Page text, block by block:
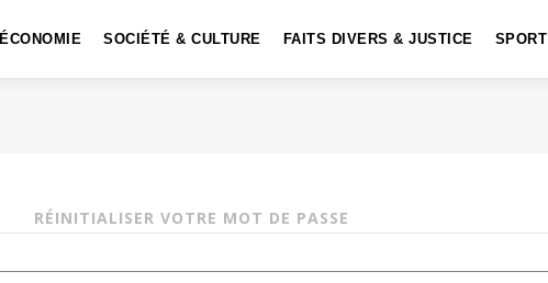
ÉCONOMIE SOCIÉTÉ & CULTURE FAITS DIVERS & JUSTICE SPORT
RÉINITIALISER VOTRE MOT DE PASSE